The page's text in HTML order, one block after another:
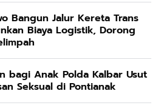
Bangun Jalur Kereta Trans
Biaya Logistik, Dorong
bagi Anak Polda Kalbar Usut
Seksual di Pontianak